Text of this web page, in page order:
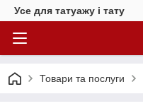
Усе для татуажу і тату
Товари та послуги